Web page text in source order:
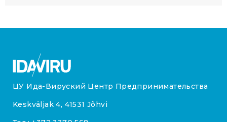
ЦУ Ида-Вируский Центр Предпринимательства
Keskväljak 4, 41531 Jõhvi